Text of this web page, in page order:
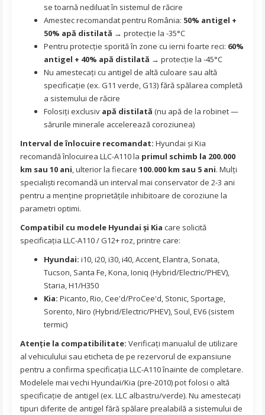
se toarnă nediluat în sistemul de răcire
Amestec recomandat pentru România: 50% antigel +
50% apă distilată → protecție la -35°C
Pentru protecție sporită în zone cu ierni foarte reci: 60%
antigel + 40% apă distilată → protecție la -45°C
Nu amestecați cu antigel de altă culoare sau altă
specificație (ex. G11 verde, G13) fără spălarea completă
a sistemului de răcire
Folosiți exclusiv apă distilată (nu apă de la robinet —
sărurile minerale accelerează coroziunea)
Interval de înlocuire recomandat: Hyundai și Kia
recomandă înlocuirea LLC-A110 la primul schimb la 200.000
km sau 10 ani, ulterior la fiecare 100.000 km sau 5 ani. Mulți
specialiști recomandă un interval mai conservator de 2-3 ani
pentru a menține proprietățile inhibitoare de coroziune la
parametri optimi.
Compatibil cu modele Hyundai și Kia care solicită
specificația LLC-A110 / G12+ roz, printre care:
Hyundai: i10, i20, i30, i40, Accent, Elantra, Sonata,
Tucson, Santa Fe, Kona, Ioniq (Hybrid/Electric/PHEV),
Staria, H1/H350
Kia: Picanto, Rio, Cee'd/ProCee'd, Stonic, Sportage,
Sorento, Niro (Hybrid/Electric/PHEV), Soul, EV6 (sistem
termic)
Atenție la compatibilitate: Verificați manualul de utilizare
al vehiculului sau eticheta de pe rezervorul de expansiune
pentru a confirma specificația LLC-A110 înainte de completare.
Modelele mai vechi Hyundai/Kia (pre-2010) pot folosi o altă
specificație de antigel (ex. LLC albastru/verde). Nu amestecați
tipuri diferite de antigel fără spălare prealabilă a sistemului de